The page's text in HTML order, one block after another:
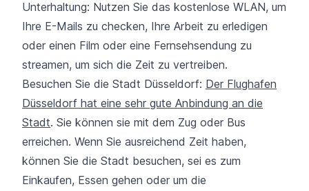
Unterhaltung: Nutzen Sie das kostenlose WLAN, um
Ihre E-Mails zu checken, Ihre Arbeit zu erledigen
oder einen Film oder eine Fernsehsendung zu
streamen, um sich die Zeit zu vertreiben.
Besuchen Sie die Stadt Düsseldorf: Der Flughafen
Düsseldorf hat eine sehr gute Anbindung an die
Stadt. Sie können sie mit dem Zug oder Bus
erreichen. Wenn Sie ausreichend Zeit haben,
können Sie die Stadt besuchen, sei es zum
Einkaufen, Essen gehen oder um die